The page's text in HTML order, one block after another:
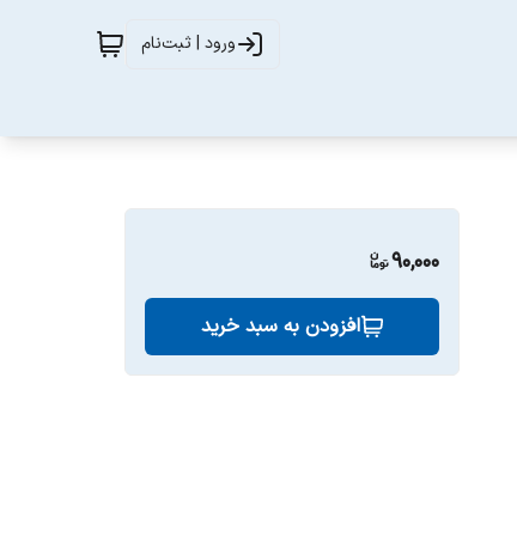
ورود | ثبت‌نام
90,000
افزودن به سبد خرید